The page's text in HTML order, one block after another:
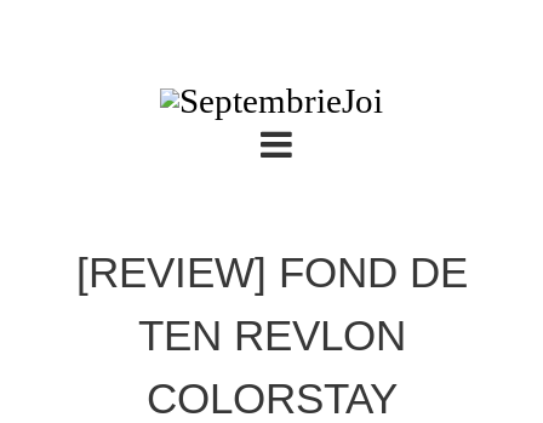
[REVIEW] FOND DE
TEN REVLON
COLORSTAY